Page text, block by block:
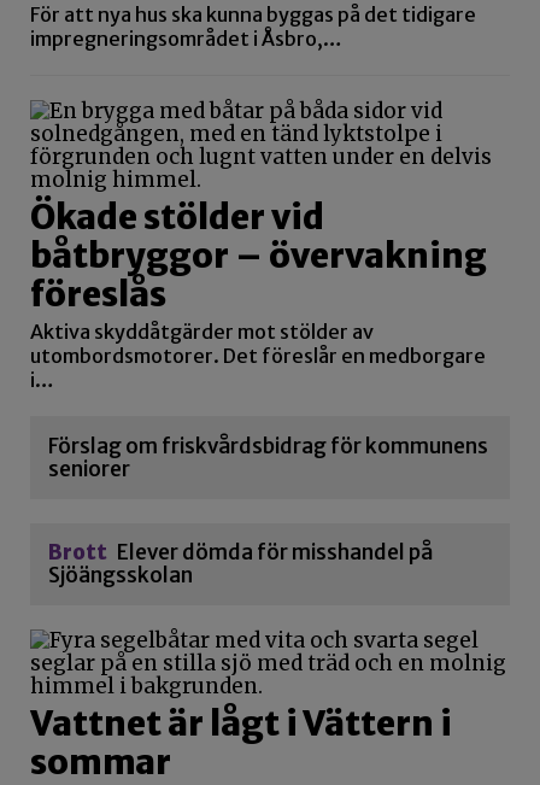
För att nya hus ska kunna byggas på det tidigare
impregneringsområdet i Åsbro,…
Ökade stölder vid
båtbryggor – övervakning
föreslås
Aktiva skyddåtgärder mot stölder av
utombordsmotorer. Det föreslår en medborgare
i…
Förslag om friskvårdsbidrag för kommunens
seniorer
Brott Elever dömda för misshandel på
Sjöängsskolan
Vattnet är lågt i Vättern i
sommar